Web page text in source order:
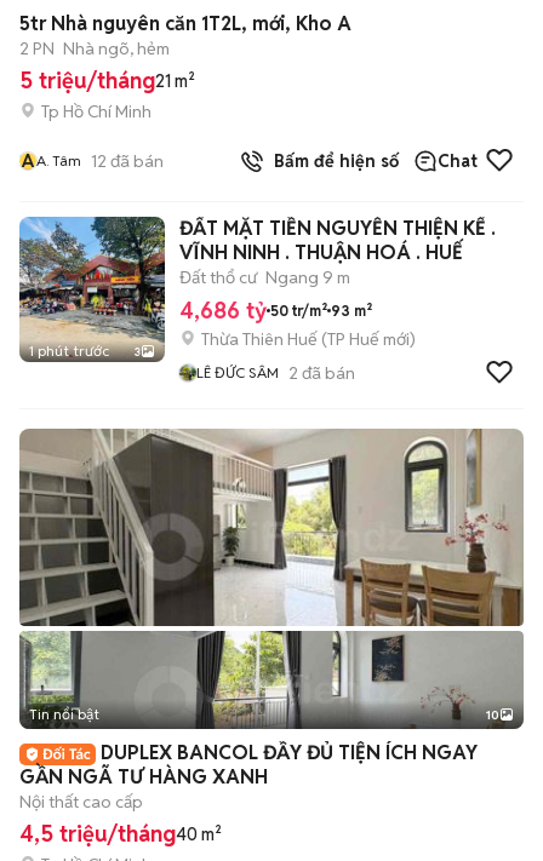
5tr Nhà nguyên căn 1T2L, mới, Kho A
2 PN Nhà ngõ, hẻm
5 triệu/tháng21 m²
Tp Hồ Chí Minh
AA. Tâm 12 đã bán Bấm để hiện số Chat
1 phút trước 3
ĐẤT MẶT TIỀN NGUYỄN THIỆN KẾ .
VĨNH NINH . THUẬN HOÁ . HUẾ
Đất thổ cư Ngang 9 m
4,686 tỷ 50 tr/m² 93 m²
Thừa Thiên Huế (TP Huế mới)
LÊ ĐỨC SÂM 2 đã bán
+2
Tin nổi bật 10
DUPLEX BANCOL ĐẦY ĐỦ TIỆN ÍCH NGAY
GẦN NGÃ TƯ HÀNG XANH
Nội thất cao cấp
4,5 triệu/tháng40 m²